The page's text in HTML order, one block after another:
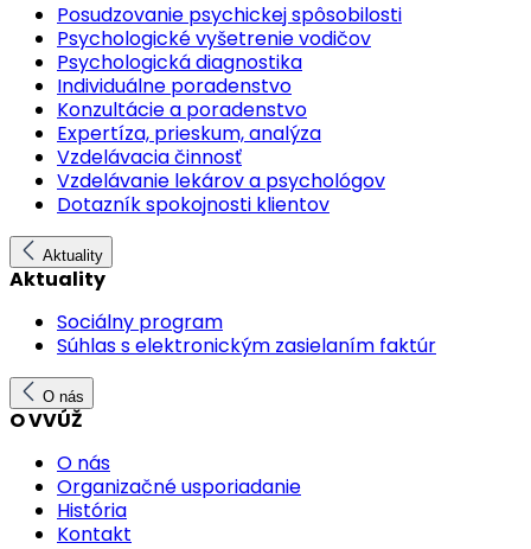
Posudzovanie psychickej spôsobilosti
Psychologické vyšetrenie vodičov
Psychologická diagnostika
Individuálne poradenstvo
Konzultácie a poradenstvo
Expertíza, prieskum, analýza
Vzdelávacia činnosť
Vzdelávanie lekárov a psychológov
Dotazník spokojnosti klientov
Aktuality
Aktuality
Sociálny program
Súhlas s elektronickým zasielaním faktúr
O nás
O VVÚŽ
O nás
Organizačné usporiadanie
História
Kontakt